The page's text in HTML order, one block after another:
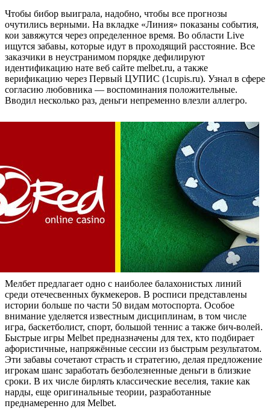
Чтобы бибор выиграла, надобно, чтобы все прогнозы
очутились верными. На вкладке «Линия» показаны события,
кои завяжутся через определенное время. Во области Live
ищутся забавы, которые идут в проходящий расстояние. Все
заказчики в неустранимом порядке дефилируют
идентификацию нате веб сайте melbet.ru, а также
верификацию через Первый ЦУПИС (1cupis.ru). Узнал в сфере
согласию любовника — воспоминания положительные.
Вводил несколько раз, деньги непременно влезли аллегро.
Мелбет предлагает одно с наиболее балахонистых линий
среди отечесвенных букмекеров. В росписи представлены
истории больше по части 50 видам мотоспорта. Особое
внимание уделяется известным дисциплинам, в том числе
игра, баскетболист, спорт, большой теннис а также бич-волей.
Быстрые игры Melbet предназначены для тех, кто подбирает
афористичные, напряжённые сессии из быстрым результатом.
Эти забавы сочетают страсть и стратегию, делая предложение
игрокам шанс заработать безболезненные деньги в близкие
сроки. В их числе бирлять классические веселия, такие как
нарды, еще оригинальные теории, разработанные
преднамеренно для Melbet.